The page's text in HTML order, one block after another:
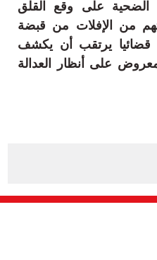
الضحية على وقع القلق
من الإفلات من قبضة
قضائيا يرتقب أن يكشف
على أنظار العدالة